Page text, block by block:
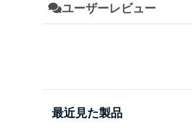
ユーザーレビュー
最近見た製品